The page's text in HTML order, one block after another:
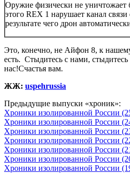
Оружие физически не уничтожает
этого REX 1 нарушает канал
результате чего дрон
Это, конечно, не Айфон 8, к
есть. Стыдитесь с нами,
нас!Счастья вам.
ЖЖ: uspehrussia
Предыдущие выпуски «хроник»:
Хроники изолированной России
Хроники изолированной России
Хроники изолированной России
Хроники изолированной России
Хроники изолированной России
Хроники изолированной России
Хроники изолированной России